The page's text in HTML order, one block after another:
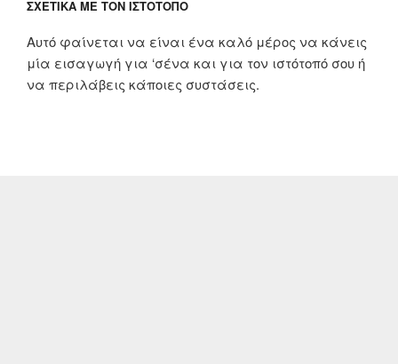
ΣΧΕΤΙΚΆ ΜΕ ΤΟΝ ΙΣΤΌΤΟΠΟ
Αυτό φαίνεται να είναι ένα καλό μέρος να κάνεις
μία εισαγωγή για ‘σένα και για τον ιστότοπό σου ή
να περιλάβεις κάποιες συστάσεις.